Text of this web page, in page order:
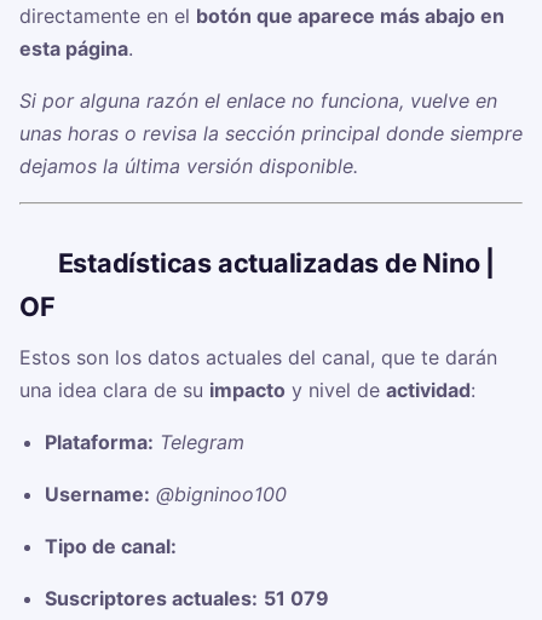
directamente en el botón que aparece más abajo en
esta página.
Si por alguna razón el enlace no funciona, vuelve en
unas horas o revisa la sección principal donde siempre
dejamos la última versión disponible.
Estadísticas actualizadas de Nino |
OF
Estos son los datos actuales del canal, que te darán
una idea clara de su impacto y nivel de actividad:
Plataforma: Telegram
Username: @bigninoo100
Tipo de canal:
Suscriptores actuales: 51 079